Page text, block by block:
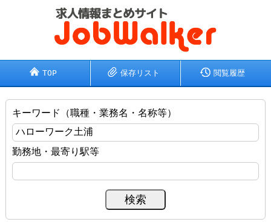
TOP 保存リスト 閲覧履歴
キーワード（職種・業務名・名称等）
勤務地・最寄り駅等